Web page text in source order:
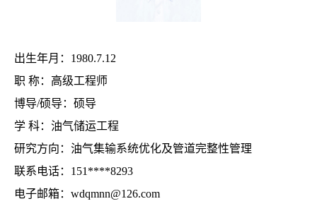
出生年月：1980.7.12
职 称：高级工程师
博导/硕导：硕导
学 科：油气储运工程
研究方向：油气集输系统优化及管道完整性管理
联系电话：151****8293
电子邮箱：wdqmnn@126.com